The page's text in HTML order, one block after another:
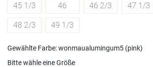
45 1/3 46 46 2/3 47 1/3
48 2/3 49 1/3
Gewählte Farbe: wonmaualumingum5 (pink)
Bitte wähle eine Größe